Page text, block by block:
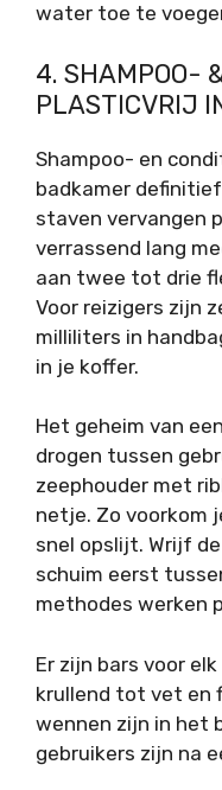
water toe te
4. SHAMPOO-
PLASTICVRIJ
Shampoo- en
badkamer
staven vervangen
verrassend lang
aan twee tot drie
Voor reizigers zijn
milliliters in
in je koffer.
Het geheim van
drogen tussen
zeephouder met
netje. Zo voorkom
snel opslijt. Wrijf
schuim eerst
methodes werken
Er zijn bars voor
krullend tot vet en
wennen zijn in het
gebruikers zijn na